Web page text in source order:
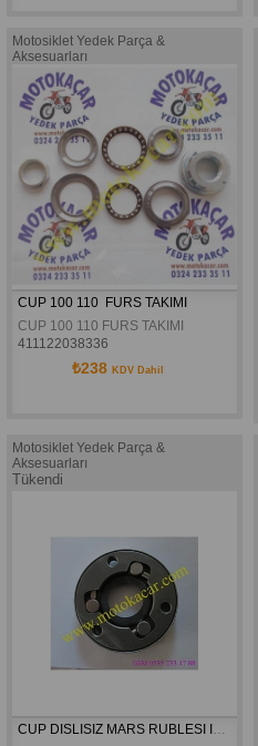
Motosiklet Yedek Parça &
Aksesuarları
CUP 100 110  FURS TAKIMI
CUP 100 110 FURS TAKIMI
411122038336
₺238 KDV Dahil
Motosiklet Yedek Parça &
Aksesuarları
Tükendi
CUP DISLISIZ MARS RUBLESI IÇTEN VIDALI